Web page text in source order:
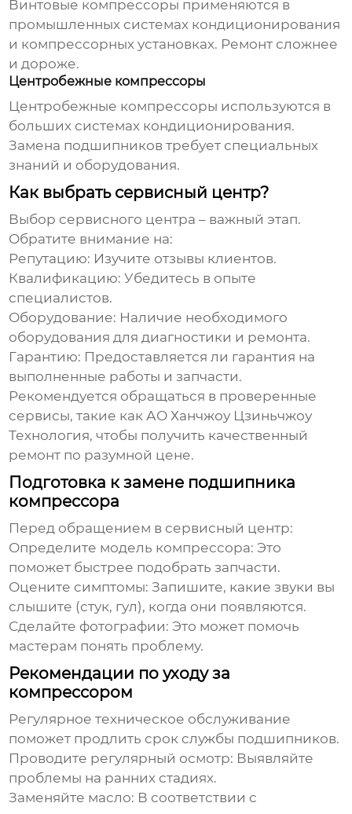
Винтовые компрессоры применяются в
промышленных системах кондиционирования
и компрессорных установках. Ремонт сложнее
и дороже.
Центробежные компрессоры
Центробежные компрессоры используются в
больших системах кондиционирования.
Замена подшипников требует специальных
знаний и оборудования.
Как выбрать сервисный центр?
Выбор сервисного центра – важный этап.
Обратите внимание на:
Репутацию: Изучите отзывы клиентов.
Квалификацию: Убедитесь в опыте
специалистов.
Оборудование: Наличие необходимого
оборудования для диагностики и ремонта.
Гарантию: Предоставляется ли гарантия на
выполненные работы и запчасти.
Рекомендуется обращаться в проверенные
сервисы, такие какАО Ханчжоу Цзиньчжоу
Технология, чтобы получить качественный
ремонт по разумной цене.
Подготовка к замене подшипника
компрессора
Перед обращением в сервисный центр:
Определите модель компрессора: Это
поможет быстрее подобрать запчасти.
Оцените симптомы: Запишите, какие звуки вы
слышите (стук, гул), когда они появляются.
Сделайте фотографии: Это может помочь
мастерам понять проблему.
Рекомендации по уходу за
компрессором
Регулярное техническое обслуживание
поможет продлить срок службы подшипников.
Проводите регулярный осмотр: Выявляйте
проблемы на ранних стадиях.
Заменяйте масло: В соответствии с